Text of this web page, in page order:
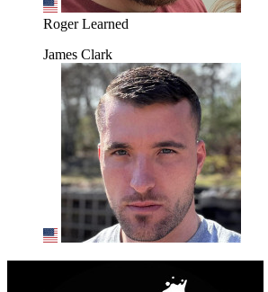
Roger Learned
James Clark